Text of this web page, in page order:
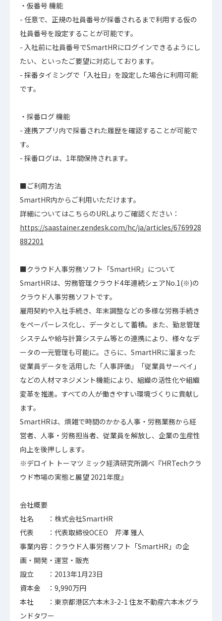
・仮番号 機能
- 任意で、正規の社員番号が採番されるまで利用する仮の
社員番号を設定することが可能です。
- 入社前に社員番号でSmartHRにログインできるようにし
たい、といったご要望に対応しております。
- 採番タイミングで「入社日」を設定した場合に利用可能
です。
・採番ログ 機能
- 連携アプリ内で採番された履歴を確認することが可能で
す。
- 採番ログは、1年間保持されます。
■ご利用方法
SmartHR内からご利用いただけます。
詳細についてはこちらのURLよりご確認ください：
https://saastainer.zendesk.com/hc/ja/articles/6769928
882201
■クラウド人事労務ソフト「SmartHR」について
SmartHRは、労務管理クラウド4年連続シェアNo.1(※)の
クラウド人事労務ソフトです。
雇用契約や入社手続き、年末調整などの多様な労務手続き
をペーパーレス化し、データとして蓄積。また、勤怠管理
システムや給与計算システム等との連携により、様々なデ
ータの一元管理も可能に。さらに、SmartHRに溜まった
従業員データを活用した「人事評価」「従業員サーベイ」
などの人材マネジメント機能により、組織の活性化や組織
変革を推進。すべての人が働きやすい環境づくりに貢献し
ます。
SmartHRは、煩雑で時間のかかる人事・労務業務から経
営者、人事・労務担当者、従業員を解放し、企業の生産性
向上を後押しします。
※デロイト トーマツ ミック経済研究所調べ『HRTechクラ
ウド市場の実態と展望 2021年度』
会社概要
社名 ：株式会社SmartHR
代表 ：代表取締役OCEO 芹澤 雅人
事業内容：クラウド人事労務ソフト「SmartHR」の企
画・開発・運営・販売
設立 ：2013年1月23日
資本金 ：9,990万円
本社 ：東京都港区六本木3-2-1 住友不動産六本木グラ
ンドタワー